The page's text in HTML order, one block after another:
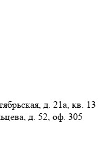
д. 21а, кв. 13
д. 52, оф. 305